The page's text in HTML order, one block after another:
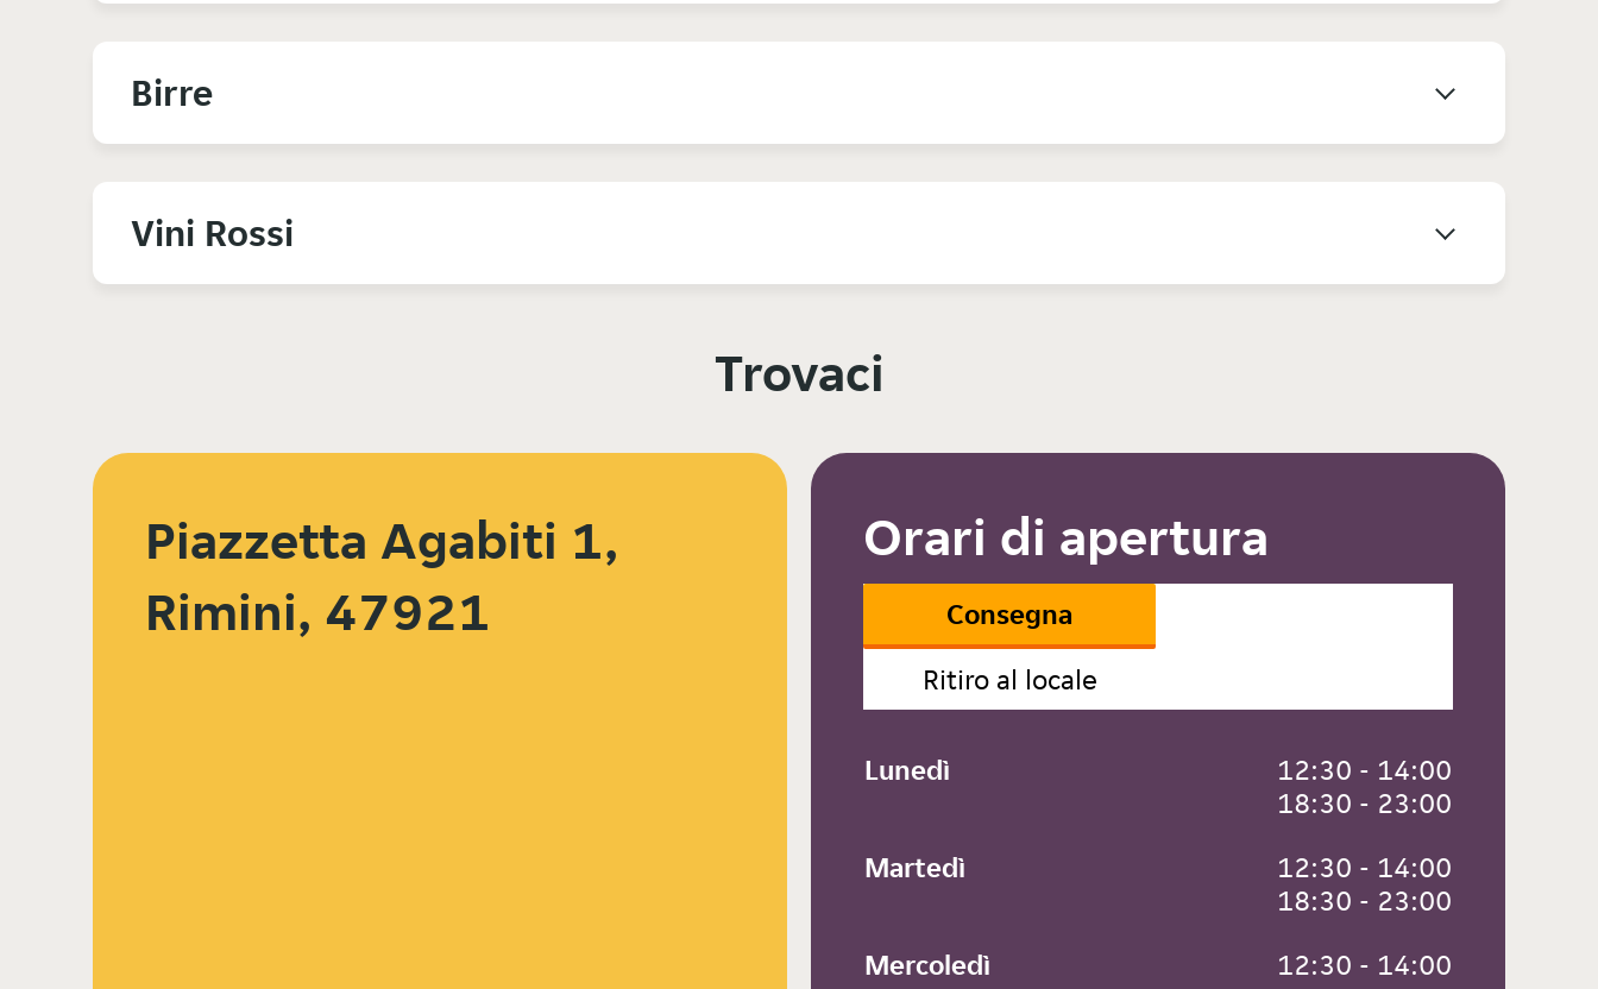
Birre
Vini Rossi
Trovaci
Piazzetta Agabiti 1,
Rimini, 47921
Orari di apertura
Consegna
Ritiro al locale
Lunedì
12:30 - 14:00
18:30 - 23:00
Martedì
12:30 - 14:00
18:30 - 23:00
Mercoledì
12:30 - 14:00